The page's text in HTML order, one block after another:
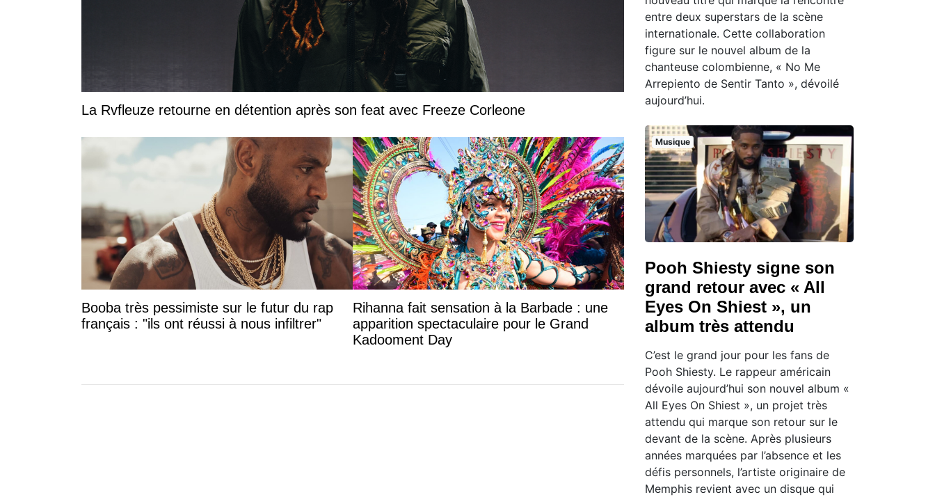
La Rvfleuze retourne en détention après son feat avec Freeze Corleone
Booba très pessimiste sur le futur du rap
français : "ils ont réussi à nous infiltrer"
Rihanna fait sensation à la Barbade : une
apparition spectaculaire pour le Grand
Kadooment Day
entre deux superstars de la scène
internationale. Cette collaboration
figure sur le nouvel album de la
chanteuse colombienne, « No Me
Arrepiento de Sentir Tanto », dévoilé
aujourd’hui.
Musique
Pooh Shiesty signe son
grand retour avec « All
Eyes On Shiest », un
album très attendu
C’est le grand jour pour les fans de
Pooh Shiesty. Le rappeur américain
dévoile aujourd’hui son nouvel album «
All Eyes On Shiest », un projet très
attendu qui marque son retour sur le
devant de la scène. Après plusieurs
années marquées par l’absence et les
défis personnels, l’artiste originaire de
Memphis revient avec un disque qui